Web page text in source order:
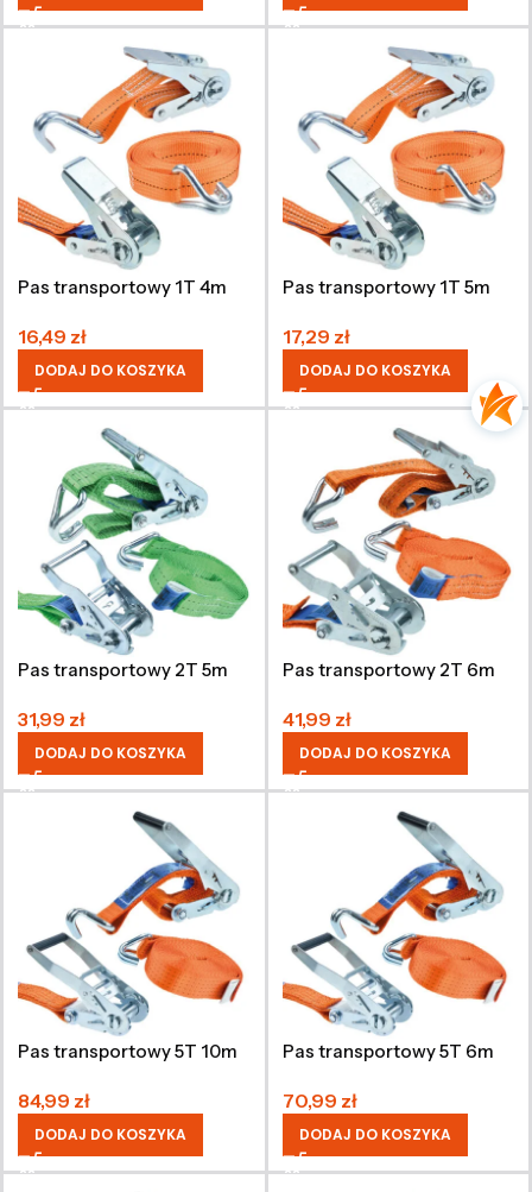
Pas transportowy 1T 4m
16,49 zł
DODAJ DO KOSZYKA
Pas transportowy 1T 5m
17,29 zł
DODAJ DO KOSZYKA
Pas transportowy 2T 5m
31,99 zł
DODAJ DO KOSZYKA
Pas transportowy 2T 6m
41,99 zł
DODAJ DO KOSZYKA
Pas transportowy 5T 10m
84,99 zł
DODAJ DO KOSZYKA
Pas transportowy 5T 6m
70,99 zł
DODAJ DO KOSZYKA